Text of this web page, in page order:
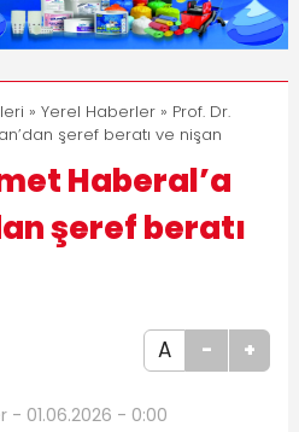
Esnaf Rehberi Hizmete Girdi
» Yerel Haberler» Prof. Dr.
şeref beratı ve nişan
Haberal’a
şeref beratı
A - +
- 01.06.2026 - 0:00